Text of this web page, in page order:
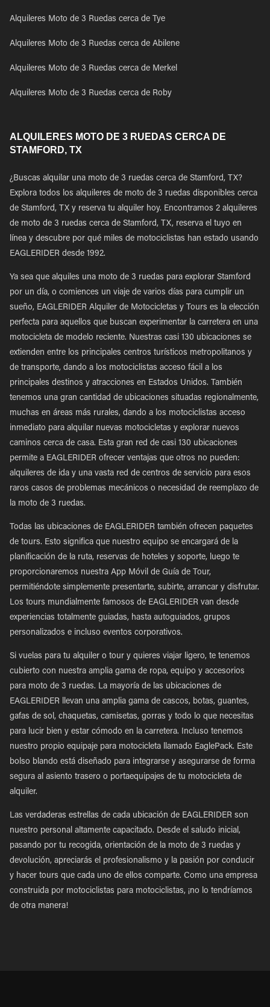
Alquileres Moto de 3 Ruedas cerca de Tye
Alquileres Moto de 3 Ruedas cerca de Abilene
Alquileres Moto de 3 Ruedas cerca de Merkel
Alquileres Moto de 3 Ruedas cerca de Roby
ALQUILERES MOTO DE 3 RUEDAS CERCA DE
STAMFORD, TX
¿Buscas alquilar una moto de 3 ruedas cerca de Stamford, TX?
Explora todos los alquileres de moto de 3 ruedas disponibles cerca
de Stamford, TX y reserva tu alquiler hoy. Encontramos 2 alquileres
de moto de 3 ruedas cerca de Stamford, TX, reserva el tuyo en
línea y descubre por qué miles de motociclistas han estado usando
EAGLERIDER desde 1992.
Ya sea que alquiles una moto de 3 ruedas para explorar Stamford
por un día, o comiences un viaje de varios días para cumplir un
sueño, EAGLERIDER Alquiler de Motocicletas y Tours es la elección
perfecta para aquellos que buscan experimentar la carretera en una
motocicleta de modelo reciente. Nuestras casi 130 ubicaciones se
extienden entre los principales centros turísticos metropolitanos y
de transporte, dando a los motociclistas acceso fácil a los
principales destinos y atracciones en Estados Unidos. También
tenemos una gran cantidad de ubicaciones situadas regionalmente,
muchas en áreas más rurales, dando a los motociclistas acceso
inmediato para alquilar nuevas motocicletas y explorar nuevos
caminos cerca de casa. Esta gran red de casi 130 ubicaciones
permite a EAGLERIDER ofrecer ventajas que otros no pueden:
alquileres de ida y una vasta red de centros de servicio para esos
raros casos de problemas mecánicos o necesidad de reemplazo de
la moto de 3 ruedas.
Todas las ubicaciones de EAGLERIDER también ofrecen paquetes
de tours. Esto significa que nuestro equipo se encargará de la
planificación de la ruta, reservas de hoteles y soporte, luego te
proporcionaremos nuestra App Móvil de Guía de Tour,
permitiéndote simplemente presentarte, subirte, arrancar y disfrutar.
Los tours mundialmente famosos de EAGLERIDER van desde
experiencias totalmente guiadas, hasta autoguiados, grupos
personalizados e incluso eventos corporativos.
Si vuelas para tu alquiler o tour y quieres viajar ligero, te tenemos
cubierto con nuestra amplia gama de ropa, equipo y accesorios
para moto de 3 ruedas. La mayoría de las ubicaciones de
EAGLERIDER llevan una amplia gama de cascos, botas, guantes,
gafas de sol, chaquetas, camisetas, gorras y todo lo que necesitas
para lucir bien y estar cómodo en la carretera. Incluso tenemos
nuestro propio equipaje para motocicleta llamado EaglePack. Este
bolso blando está diseñado para integrarse y asegurarse de forma
segura al asiento trasero o portaequipajes de tu motocicleta de
alquiler.
Las verdaderas estrellas de cada ubicación de EAGLERIDER son
nuestro personal altamente capacitado. Desde el saludo inicial,
pasando por tu recogida, orientación de la moto de 3 ruedas y
devolución, apreciarás el profesionalismo y la pasión por conducir
y hacer tours que cada uno de ellos comparte. Como una empresa
construida por motociclistas para motociclistas, ¡no lo tendríamos
de otra manera!